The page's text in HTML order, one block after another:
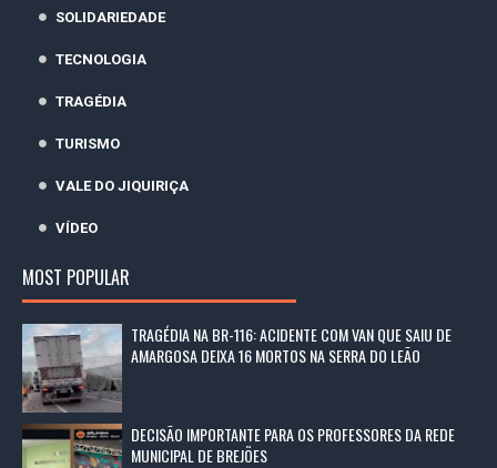
SOLIDARIEDADE
TECNOLOGIA
TRAGÉDIA
TURISMO
VALE DO JIQUIRIÇA
VÍDEO
MOST POPULAR
TRAGÉDIA NA BR-116: ACIDENTE COM VAN QUE SAIU DE
AMARGOSA DEIXA 16 MORTOS NA SERRA DO LEÃO
DECISÃO IMPORTANTE PARA OS PROFESSORES DA REDE
MUNICIPAL DE BREJÕES